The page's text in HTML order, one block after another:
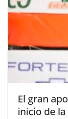
El gran
inicio de la